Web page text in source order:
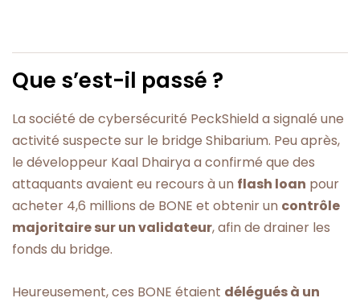
Que s’est-il passé ?
La société de cybersécurité PeckShield a signalé une
activité suspecte sur le bridge Shibarium. Peu après,
le développeur Kaal Dhairya a confirmé que des
attaquants avaient eu recours à un flash loan pour
acheter 4,6 millions de BONE et obtenir un contrôle
majoritaire sur un validateur, afin de drainer les
fonds du bridge.
Heureusement, ces BONE étaient délégués à un